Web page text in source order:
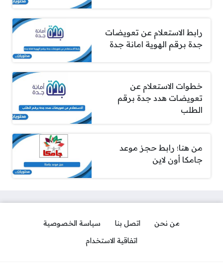
رابط الاستعلام عن تعويضات
جدة برقم الهوية امانة جدة
خطوات الاستعلام عن
تعويضات هدد جدة برقم
الطلب
من هنا؛ رابط حجز موعد
جامكا أون لاين
من نحن اتصل بنا
سياسة الخصوصية
اتفاقية الاستخدام